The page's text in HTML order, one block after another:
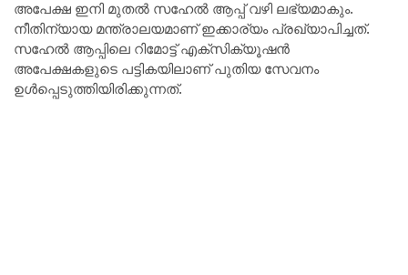
അപേക്ഷ ഇനി മുതൽ സഹേൽ ആപ്പ് വഴി ലഭ്യമാകും.
നീതിന്യായ മന്ത്രാലയമാണ് ഇക്കാര്യം പ്രഖ്യാപിച്ചത്.
സഹേൽ ആപ്പിലെ റിമോട്ട് എക്‌സിക്യൂഷൻ
അപേക്ഷകളുടെ പട്ടികയിലാണ് പുതിയ സേവനം
ഉൾപ്പെടുത്തിയിരിക്കുന്നത്.